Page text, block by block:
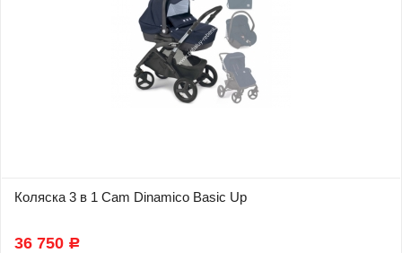
Коляска 3 в 1 Cam Dinamico Basic Up
36 750 Р